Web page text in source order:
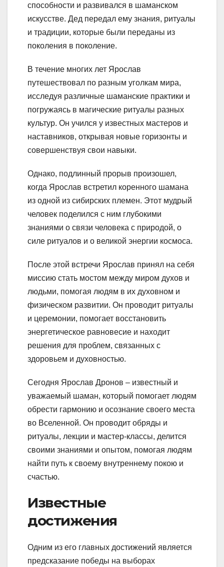
способности и развивался в шаманском
искусстве. Дед передал ему знания, ритуалы
и традиции, которые были переданы из
поколения в поколение.
В течение многих лет Ярослав
путешествовал по разным уголкам мира,
исследуя различные шаманские практики и
погружаясь в магические ритуалы разных
культур. Он учился у известных мастеров и
наставников, открывая новые горизонты и
совершенствуя свои навыки.
Однако, подлинный прорыв произошел,
когда Ярослав встретил коренного шамана
из одной из сибирских племен. Этот мудрый
человек поделился с ним глубокими
знаниями о связи человека с природой, о
силе ритуалов и о великой энергии космоса.
После этой встречи Ярослав принял на себя
миссию стать мостом между миром духов и
людьми, помогая людям в их духовном и
физическом развитии. Он проводит ритуалы
и церемонии, помогает восстановить
энергетическое равновесие и находит
решения для проблем, связанных с
здоровьем и духовностью.
Сегодня Ярослав Дронов – известный и
уважаемый шаман, который помогает людям
обрести гармонию и осознание своего места
во Вселенной. Он проводит обряды и
ритуалы, лекции и мастер-классы, делится
своими знаниями и опытом, помогая людям
найти путь к своему внутреннему покою и
счастью.
Известные
достижения
Одним из его главных достижений является
предсказание победы на выборах